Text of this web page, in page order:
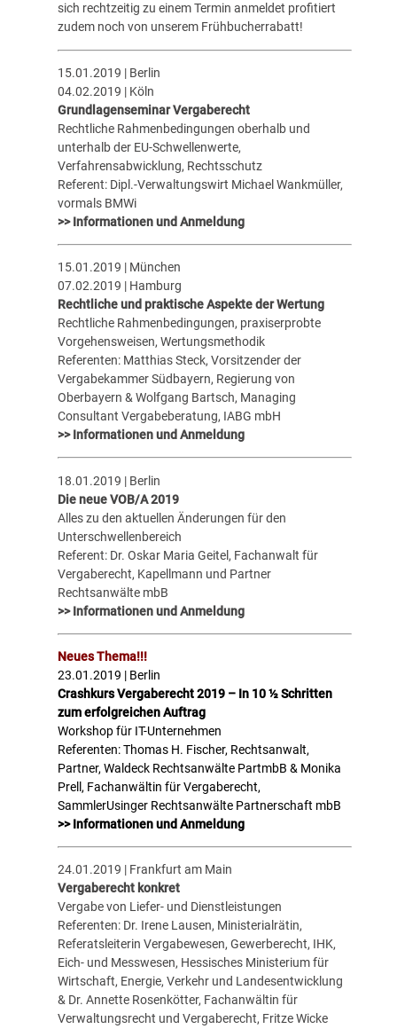
sich rechtzeitig zu einem Termin anmeldet profitiert
zudem noch von unserem Frühbucherrabatt!
15.01.2019 | Berlin
04.02.2019 | Köln
Grundlagenseminar Vergaberecht
Rechtliche Rahmenbedingungen oberhalb und
unterhalb der EU-Schwellenwerte,
Verfahrensabwicklung, Rechtsschutz
Referent: Dipl.-Verwaltungswirt Michael Wankmüller,
vormals BMWi
>> Informationen und Anmeldung
15.01.2019 | München
07.02.2019 | Hamburg
Rechtliche und praktische Aspekte der Wertung
Rechtliche Rahmenbedingungen, praxiserprobte
Vorgehensweisen, Wertungsmethodik
Referenten: Matthias Steck, Vorsitzender der
Vergabekammer Südbayern, Regierung von
Oberbayern & Wolfgang Bartsch, Managing
Consultant Vergabeberatung, IABG mbH
>> Informationen und Anmeldung
18.01.2019 | Berlin
Die neue VOB/A 2019
Alles zu den aktuellen Änderungen für den
Unterschwellenbereich
Referent: Dr. Oskar Maria Geitel, Fachanwalt für
Vergaberecht, Kapellmann und Partner
Rechtsanwälte mbB
>> Informationen und Anmeldung
Neues Thema!!!
23.01.2019 | Berlin
Crashkurs Vergaberecht 2019 – In 10 ½ Schritten
zum erfolgreichen Auftrag
Workshop für IT-Unternehmen
Referenten: Thomas H. Fischer, Rechtsanwalt,
Partner, Waldeck Rechtsanwälte PartmbB & Monika
Prell, Fachanwältin für Vergaberecht,
SammlerUsinger Rechtsanwälte Partnerschaft mbB
>> Informationen und Anmeldung
24.01.2019 | Frankfurt am Main
Vergaberecht konkret
Vergabe von Liefer- und Dienstleistungen
Referenten: Dr. Irene Lausen, Ministerialrätin,
Referatsleiterin Vergabewesen, Gewerberecht, IHK,
Eich- und Messwesen, Hessisches Ministerium für
Wirtschaft, Energie, Verkehr und Landesentwicklung
& Dr. Annette Rosenkötter, Fachanwältin für
Verwaltungsrecht und Vergaberecht, Fritze Wicke